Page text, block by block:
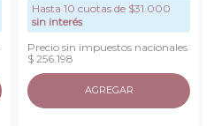
Hasta10 cuotas de $31.000
sin interés
Precio sin impuestos nacionales
$ 256.198
AGREGAR